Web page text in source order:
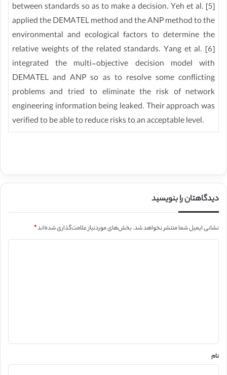
between standards so as to make a decision. Yeh et al. [5]
applied the DEMATEL method and the ANP method to the
environmental and ecological factors to determine the
relative weights of the related standards. Yang et al. [6]
integrated the multi-objective decision model with
DEMATEL and ANP so as to resolve some conflicting
problems and tried to eliminate the risk of network
engineering information being leaked. Their approach was
verified to be able to reduce risks to an acceptable level.
دیدگاهتان را بنویسید
نشانی ایمیل شما منتشر نخواهد شد.بخش‌های موردنیاز علامت‌گذاری شده‌اند*
نام